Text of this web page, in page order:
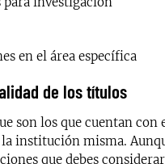
en el área específica
de los títulos
son los que cuentan
institución misma.
que debes